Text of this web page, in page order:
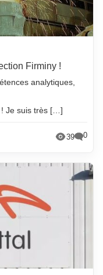
Firminy !
analytiques,
! Je suis très […]
39 0